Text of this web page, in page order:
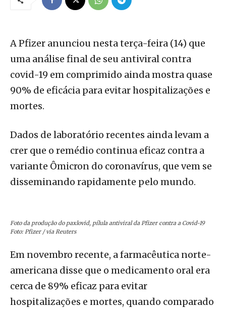
A Pfizer anunciou nesta terça-feira (14) que
uma análise final de seu antiviral contra
covid-19 em comprimido ainda mostra quase
90% de eficácia para evitar hospitalizações e
mortes.
Dados de laboratório recentes ainda levam a
crer que o remédio continua eficaz contra a
variante Ômicron do coronavírus, que vem se
disseminando rapidamente pelo mundo.
Foto da produção do paxlovid, pílula antiviral da Pfizer contra a Covid-19
Foto: Pfizer / via Reuters
Em novembro recente, a farmacêutica norte-
americana disse que o medicamento oral era
cerca de 89% eficaz para evitar
hospitalizações e mortes, quando comparado